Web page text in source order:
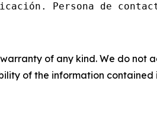
Persona de
of any kind. We do
of the information